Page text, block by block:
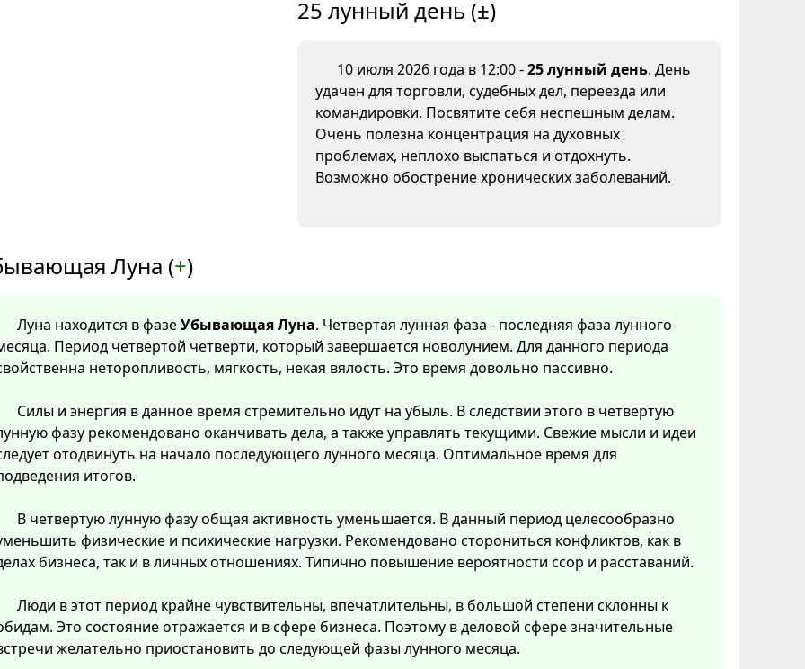
25 лунный день (±)
10 июля 2026 года в 12:00 -25 лунный день. День
удачен для торговли, судебных дел, переезда или
командировки. Посвятите себя неспешным делам.
Очень полезна концентрация на духовных
проблемах, неплохо выспаться и отдохнуть.
Возможно обострение хронических заболеваний.
Луна (+)
Луна находится в фазеУбывающая Луна. Четвертая лунная фаза - последняя фаза лунного
Период четвертой четверти, который завершается новолунием. Для данного периода
неторопливость, мягкость, некая вялость. Это время довольно пассивно.
Силы и энергия в данное время стремительно идут на убыль. В следствии этого в четвертую
фазу рекомендовано оканчивать дела, а также управлять текущими. Свежие мысли и идеи
отодвинуть на начало последующего лунного месяца. Оптимальное время для
итогов.
В четвертую лунную фазу общая активность уменьшается. В данный период целесообразно
физические и психические нагрузки. Рекомендовано сторониться конфликтов, как в
бизнеса, так и в личных отношениях. Типично повышение вероятности ссор и расставаний.
Люди в этот период крайне чувствительны, впечатлительны, в большой степени склонны к
Это состояние отражается и в сфере бизнеса. Поэтому в деловой сфере значительные
желательно приостановить до следующей фазы лунного месяца.